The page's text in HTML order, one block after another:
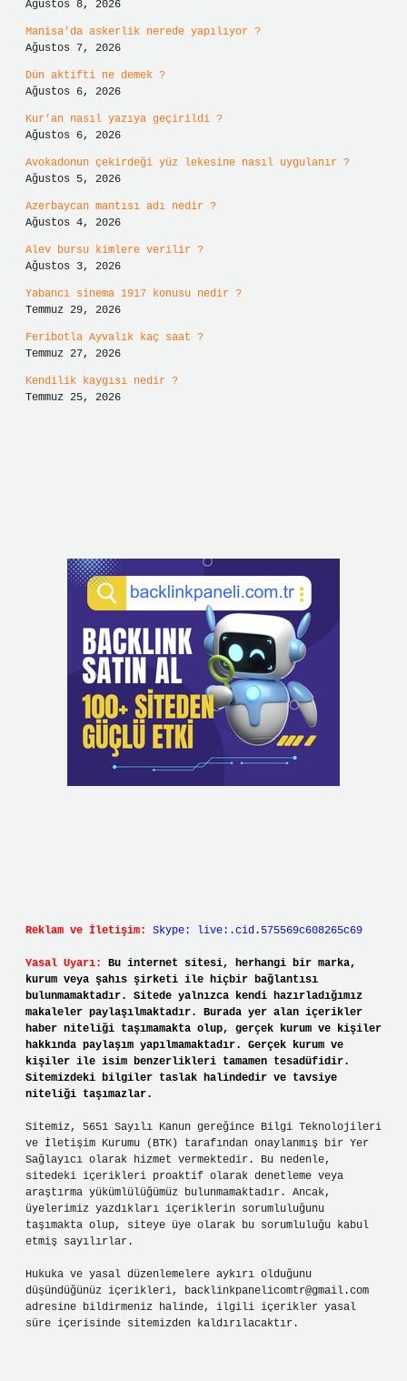
Ağustos 8, 2026
Manisa’da askerlik nerede yapılıyor ?
Ağustos 7, 2026
Dün aktifti ne demek ?
Ağustos 6, 2026
Kur’an nasıl yazıya geçirildi ?
Ağustos 6, 2026
Avokadonun çekirdeği yüz lekesine nasıl uygulanır ?
Ağustos 5, 2026
Azerbaycan mantısı adı nedir ?
Ağustos 4, 2026
Alev bursu kimlere verilir ?
Ağustos 3, 2026
Yabancı sinema 1917 konusu nedir ?
Temmuz 29, 2026
Feribotla Ayvalık kaç saat ?
Temmuz 27, 2026
Kendilik kaygısı nedir ?
Temmuz 25, 2026
Reklam ve İletişim: Skype: live:.cid.575569c608265c69
Yasal Uyarı:
Bu internet sitesi, herhangi bir marka,
kurum veya şahıs şirketi ile hiçbir bağlantısı
bulunmamaktadır. Sitede yalnızca kendi hazırladığımız
makaleler paylaşılmaktadır. Burada yer alan içerikler
haber niteliği taşımamakta olup, gerçek kurum ve kişiler
hakkında paylaşım yapılmamaktadır. Gerçek kurum ve
kişiler ile isim benzerlikleri tamamen tesadüfidir.
Sitemizdeki bilgiler taslak halindedir ve tavsiye
niteliği taşımazlar.
Sitemiz, 5651 Sayılı Kanun gereğince Bilgi Teknolojileri
ve İletişim Kurumu (BTK) tarafından onaylanmış bir Yer
Sağlayıcı olarak hizmet vermektedir. Bu nedenle,
sitedeki içerikleri proaktif olarak denetleme veya
araştırma yükümlülüğümüz bulunmamaktadır. Ancak,
üyelerimiz yazdıkları içeriklerin sorumluluğunu
taşımakta olup, siteye üye olarak bu sorumluluğu kabul
etmiş sayılırlar.
Hukuka ve yasal düzenlemelere aykırı olduğunu
düşündüğünüz içerikleri, backlinkpanelicomtr@gmail.com
adresine bildirmeniz halinde, ilgili içerikler yasal
süre içerisinde sitemizden kaldırılacaktır.